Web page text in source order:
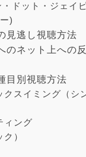
ドット・ジェイ
)
見逃し視聴方法
のネット上への
目別視聴方法
スイミング（シ
ィング
）